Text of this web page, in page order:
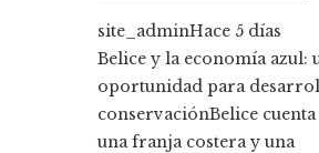
site_adminHace 5 días
Belice y la economía azul:
oportunidad para
conservaciónBelice
una franja costera y una